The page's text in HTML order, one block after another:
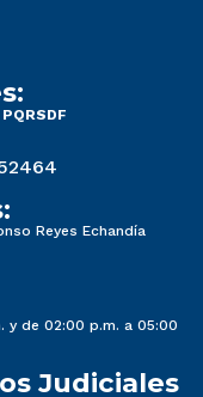
PQRSDF
Reyes Echandía
y de 02:00 p.m. a 05:00
Judiciales